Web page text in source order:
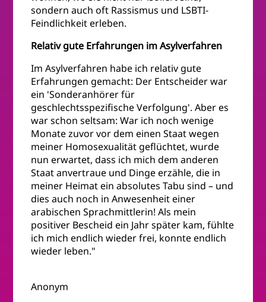
sondern auch oft Rassismus und LSBTI-
Feindlichkeit erleben.
Relativ gute Erfahrungen im Asylverfahren
Im Asylverfahren habe ich relativ gute
Erfahrungen gemacht: Der Entscheider war
ein 'Sonderanhörer für
geschlechtsspezifische Verfolgung'. Aber es
war schon seltsam: War ich noch wenige
Monate zuvor vor dem einen Staat wegen
meiner Homosexualität geflüchtet, wurde
nun erwartet, dass ich mich dem anderen
Staat anvertraue und Dinge erzähle, die in
meiner Heimat ein absolutes Tabu sind – und
dies auch noch in Anwesenheit einer
arabischen Sprachmittlerin! Als mein
positiver Bescheid ein Jahr später kam, fühlte
ich mich endlich wieder frei, konnte endlich
wieder leben."
Anonym